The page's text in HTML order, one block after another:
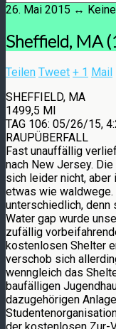
26. Mai 2015 ↔
Sheffield, MA
Teilen Tweet + 1 Mail
SHEFFIELD, MA
1499,5 MI
TAG 106: 05/26/15,
RAUPÜBERFALL
Fast unauffällig
nach New Jersey.
sich leider nicht,
etwas wie
unterschiedlich, denn
Water gap wurde
zufällig
kostenlosen Shelter
verschob sich
wenngleich das
baufälligen
dazugehörigen
der kostenlosen Zur-